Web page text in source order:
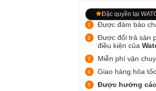
Đặc quyền tại
Được đảm bảo
Được đổi trả sản
điều kiện của
Miễn phí vận
Giao hàng hỏa
Được hưởng